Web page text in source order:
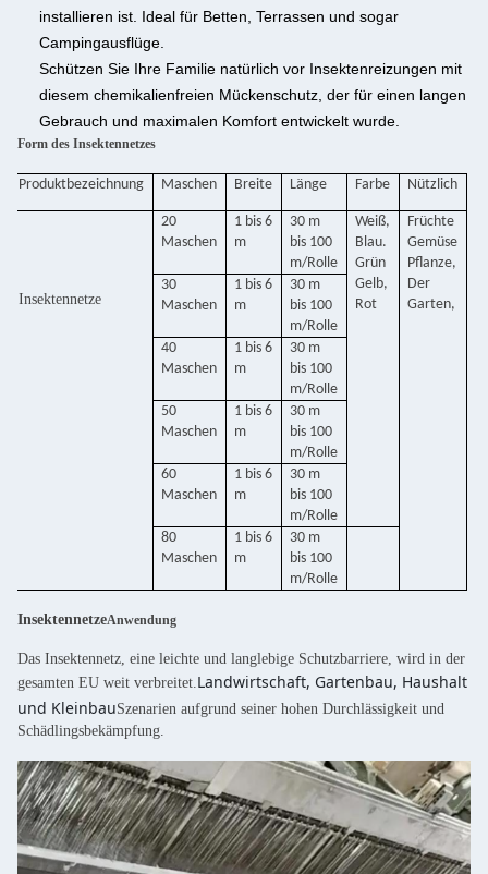
installieren ist. Ideal für Betten, Terrassen und sogar
Campingausflüge.
Schützen Sie Ihre Familie natürlich vor Insektenreizungen mit
diesem chemikalienfreien Mückenschutz, der für einen langen
Gebrauch und maximalen Komfort entwickelt wurde.
Form des Insektennetzes
Produktbezeichnung Maschen Breite Länge Farbe Nützlich
Insektennetze
20
Maschen
1 bis 6
m
30 m
bis 100
m/Rolle
Weiß,
Blau.
Grün
Gelb,
Rot
Früchte
Gemüse
Pflanze,
Der
Garten,
30
Maschen
1 bis 6
m
30 m
bis 100
m/Rolle
40
Maschen
1 bis 6
m
30 m
bis 100
m/Rolle
50
Maschen
1 bis 6
m
30 m
bis 100
m/Rolle
60
Maschen
1 bis 6
m
30 m
bis 100
m/Rolle
80
Maschen
1 bis 6
m
30 m
bis 100
m/Rolle
InsektennetzeAnwendung
Das Insektennetz, eine leichte und langlebige Schutzbarriere, wird in der
gesamten EU weit verbreitet.Landwirtschaft, Gartenbau, Haushalt
und KleinbauSzenarien aufgrund seiner hohen Durchlässigkeit und
Schädlingsbekämpfung.